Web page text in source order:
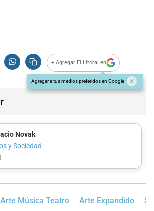
+ Agregar El Litoral en
Agregar a tus medios preferidos en Google
Novak
y Sociedad
Arte Música Teatro Arte Expandido